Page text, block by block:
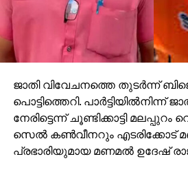
ജാതി വിവേചനത്തെ തുടര്‍ന്ന്
പൊട്ടിത്തെറി. പാര്‍ട്ടിയില്‍നിന്ന്
നേരിട്ടെന്ന് ചൂണ്ടിക്കാട്ടി മലപ്പുറം
സെല്‍ കണ്‍വീനറും എടരിക്കോട്
പ്രഭാരിയുമായ മണമല്‍ ഉദേഷ്